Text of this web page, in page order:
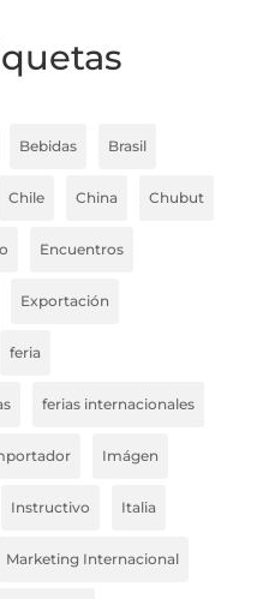
Bebidas Brasil
Chile China Chubut
Encuentros
Exportación
feria
ferias internacionales
Imágen
Instructivo Italia
Marketing Internacional